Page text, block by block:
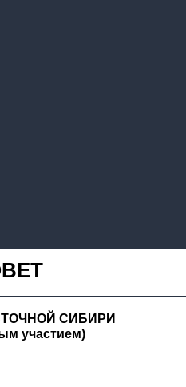
СИБИРИ
участием)